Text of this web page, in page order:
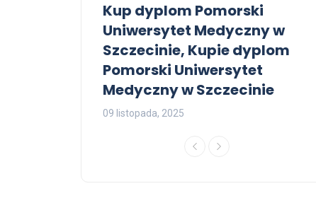
Kup dyplom Pomorski
Uniwersytet Medyczny w
Szczecinie, Kupie dyplom
Pomorski Uniwersytet
Medyczny w Szczecinie
09 listopada, 2025